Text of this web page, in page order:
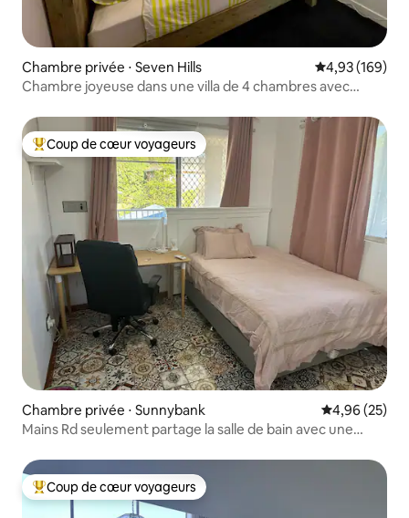
Chambre privée ⋅ Seven Hills Évaluation
4,93 (169)
Chambre joyeuse dans une villa de 4 chambres avec
Coups de cœur voyageurs les plus appréciés
Coup de cœur voyageurs
Chambre privée ⋅ Sunnybank Évaluation
4,96 (25)
Mains Rd seulement partage la salle de bain avec une
Coups de cœur voyageurs les plus appréciés
Coup de cœur voyageurs